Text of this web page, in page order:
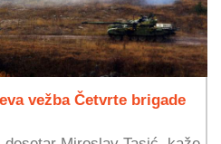
vežba Četvrte brigade